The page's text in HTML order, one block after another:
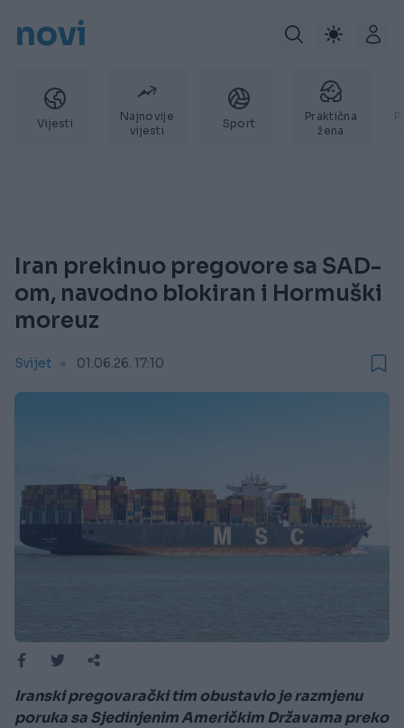
novi
Vijesti
Najnovije
vijesti
Sport
Praktična
žena
Iran prekinuo pregovore sa SAD-
om, navodno blokiran i Hormuški
moreuz
Svijet 01.06.26. 17:10
Iranski pregovarački tim obustavio je razmjenu
poruka sa Sjedinjenim Američkim Državama preko